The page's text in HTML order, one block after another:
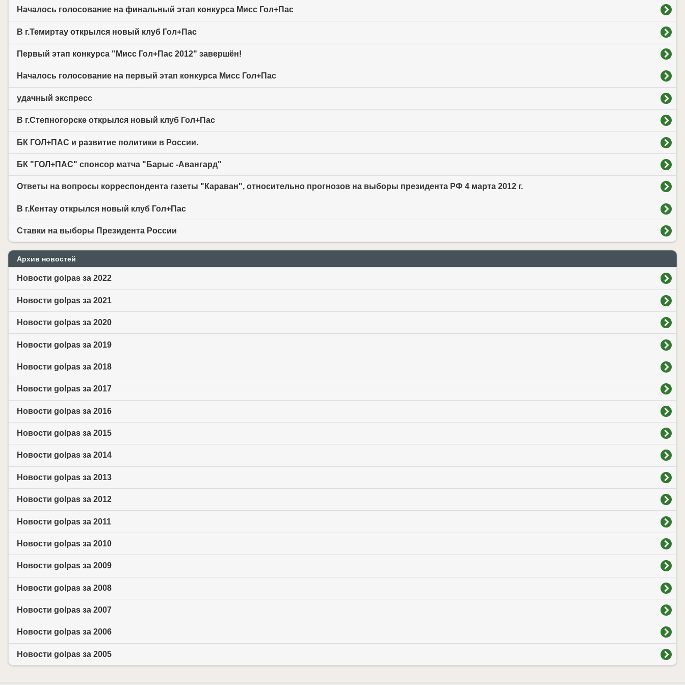
Началось голосование на финальный этап конкурса Мисс Гол+Пас
В г.Темиртау открылся новый клуб Гол+Пас
Первый этап конкурса "Мисс Гол+Пас 2012" завершён!
Началось голосование на первый этап конкурса Мисс Гол+Пас
удачный экспресс
В г.Степногорске открылся новый клуб Гол+Пас
БК ГОЛ+ПАС и развитие политики в России.
БК "ГОЛ+ПАС" спонсор матча "Барыс -Авангард"
Ответы на вопросы корреспондента газеты "Караван", относительно прогнозов на выборы президента РФ 4 марта 2012 г.
В г.Кентау открылся новый клуб Гол+Пас
Ставки на выборы Президента России
Архив новостей
Новости golpas за 2022
Новости golpas за 2021
Новости golpas за 2020
Новости golpas за 2019
Новости golpas за 2018
Новости golpas за 2017
Новости golpas за 2016
Новости golpas за 2015
Новости golpas за 2014
Новости golpas за 2013
Новости golpas за 2012
Новости golpas за 2011
Новости golpas за 2010
Новости golpas за 2009
Новости golpas за 2008
Новости golpas за 2007
Новости golpas за 2006
Новости golpas за 2005